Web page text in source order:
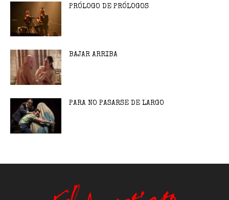
PRÓLOGO DE PRÓLOGOS
BAJAR ARRIBA
PARA NO PASARSE DE LARGO